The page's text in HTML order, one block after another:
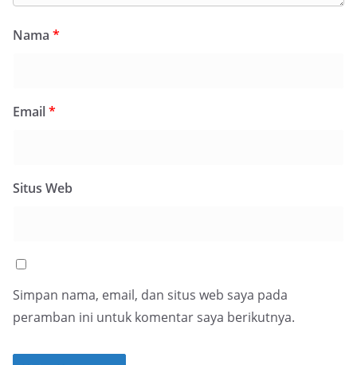
Nama *
Email*
Situs Web
Simpan nama, email, dan situs web saya pada
peramban ini untuk komentar saya berikutnya.